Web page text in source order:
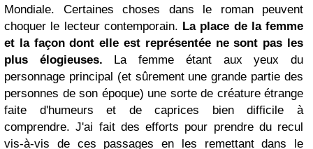
Mondiale. Certaines choses dans le roman peuvent
choquer le lecteur contemporain. La place de la femme
et la façon dont elle est représentée ne sont pas les
plus élogieuses. La femme étant aux yeux du
personnage principal (et sûrement une grande partie des
personnes de son époque) une sorte de créature étrange
faite d'humeurs et de caprices bien difficile à
comprendre. J'ai fait des efforts pour prendre du recul
vis-à-vis de ces passages en les remettant dans le